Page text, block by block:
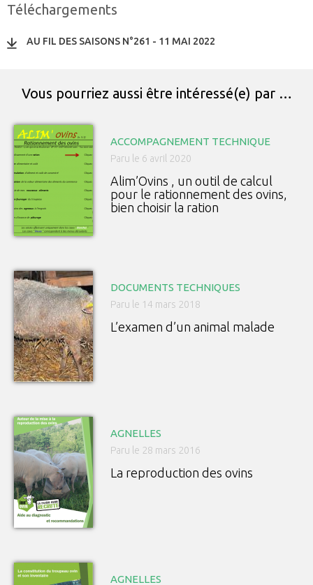
Téléchargements
AU FIL DES SAISONS N°261 - 11 MAI 2022
Vous pourriez aussi être intéressé(e) par …
ACCOMPAGNEMENT TECHNIQUE
Paru le 6 avril 2020
Alim’Ovins , un outil de calcul
pour le rationnement des ovins,
bien choisir la ration
DOCUMENTS TECHNIQUES
Paru le 14 mars 2018
L’examen d’un animal malade
AGNELLES
Paru le 28 mars 2016
La reproduction des ovins
AGNELLES